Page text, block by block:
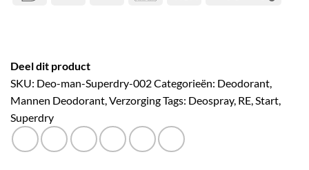
Deel dit product
SKU: Deo-man-Superdry-002Categorieën: Deodorant
Mannen Deodorant VerzorgingTags: Deospray, RE Start
Superdry